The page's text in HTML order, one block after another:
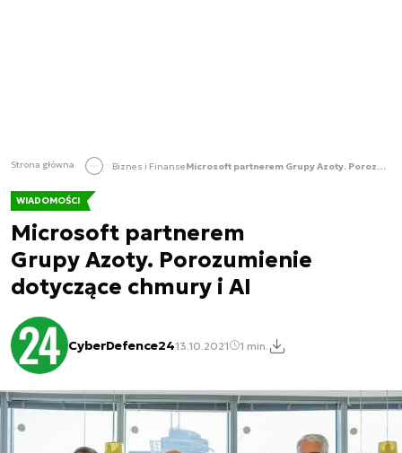
Strona główna Biznes i Finanse Microsoft partnerem Grupy Azoty. Porozumienie dotyczące chmury i AI
WIADOMOŚCI
Microsoft partnerem
Grupy Azoty. Porozumienie
dotyczące chmury i AI
CyberDefence2413.10.2021 1 min.